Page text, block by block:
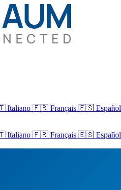
Italiano 🇫🇷 Français 🇪🇸 Español
Italiano 🇫🇷 Français 🇪🇸 Español